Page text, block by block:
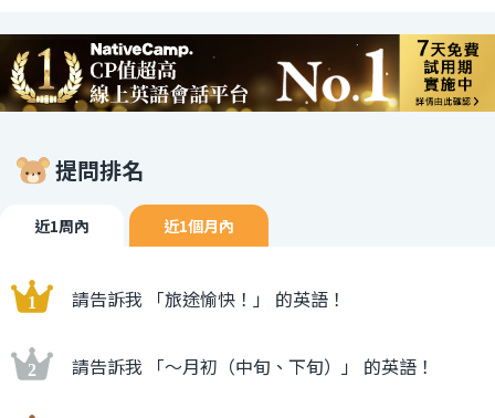
提問排名
近1周內 近1個月內
請告訴我 「旅途愉快！」 的英語！
請告訴我 「〜月初（中旬、下旬）」 的英語！